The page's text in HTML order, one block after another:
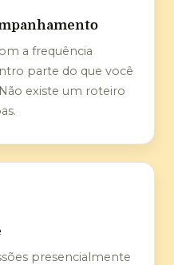
a frequência
parte do que você
existe um roteiro
presencialmente